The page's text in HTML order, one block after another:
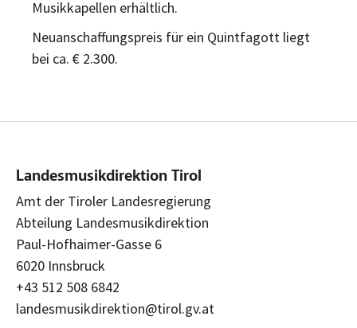
Musikkapellen erhältlich.
Neuanschaffungspreis für ein Quintfagott liegt
bei ca. € 2.300.
Landesmusikdirektion Tirol
Amt der Tiroler Landesregierung
Abteilung Landesmusikdirektion
Paul-Hofhaimer-Gasse 6
6020 Innsbruck
+43 512 508 6842
landesmusikdirektion@tirol.gv.at